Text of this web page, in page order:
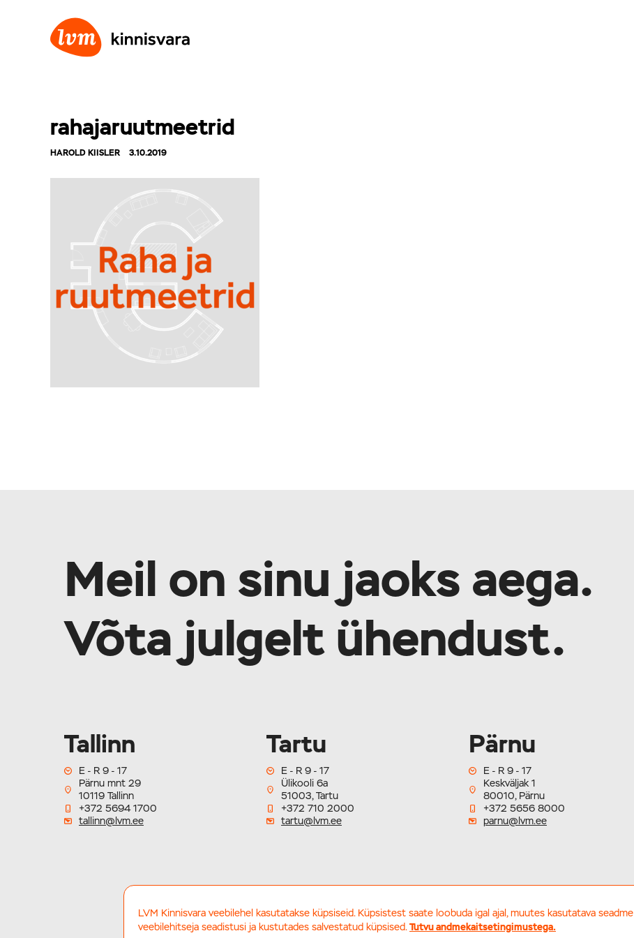
rahajaruutmeetrid
HAROLD KIISLER 3.10.2019
Meil on sinu jaoks aega.
Võta julgelt ühendust.
Tallinn
E - R 9 - 17
Pärnu mnt 29
10119 Tallinn
+372 5694 1700
tallinn@lvm.ee
Tartu
E - R 9 - 17
Ülikooli 6a
51003, Tartu
+372 710 2000
tartu@lvm.ee
Pärnu
E - R 9 - 17
Keskväljak 1
80010, Pärnu
+372 5656 8000
parnu@lvm.ee
© LVM Kinnisvara - Tallinn, Tartu, Pärnu, Kuressaare
LVM Kinnisvara veebilehel kasutatakse küpsiseid. Küpsistest saate loobuda igal ajal, muutes kasutatava seadme
veebilehitseja seadistusi ja kustutades salvestatud küpsised.Tutvu andmekaitsetingimustega.